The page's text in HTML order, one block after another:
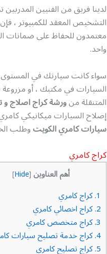
لدينا فريق من الفنيين
التشخيص المعقد للكمبيوتر ،
معتمدون للحفاظ على ضمانات
واحد.
سواء كانت سيارتك في
السيارات في مكتبك ، أو
المتنقلة منورشة كراج اصلاج
إصلاح السيارات ميكانيكي
سيارات كامري الكويتوطلب
كراج كامري
أهم العناوين [
Hide
]
1. كراج كامري
2. كراج اخصائي كامري
3. كراج متخصص كامري
4. كراج خدمة تصليح سيارات
5. كراج تصليح كامري